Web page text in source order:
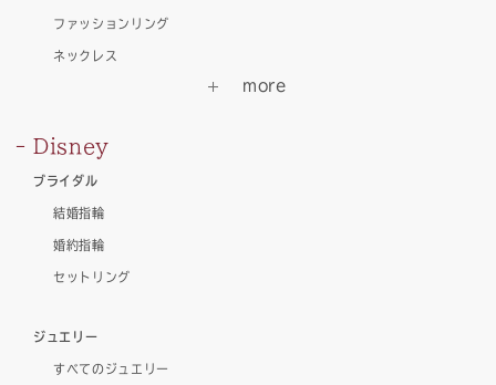
ファッションリング
ネックレス
Disney
ブライダル
結婚指輪
婚約指輪
セットリング
ジュエリー
すべてのジュエリー